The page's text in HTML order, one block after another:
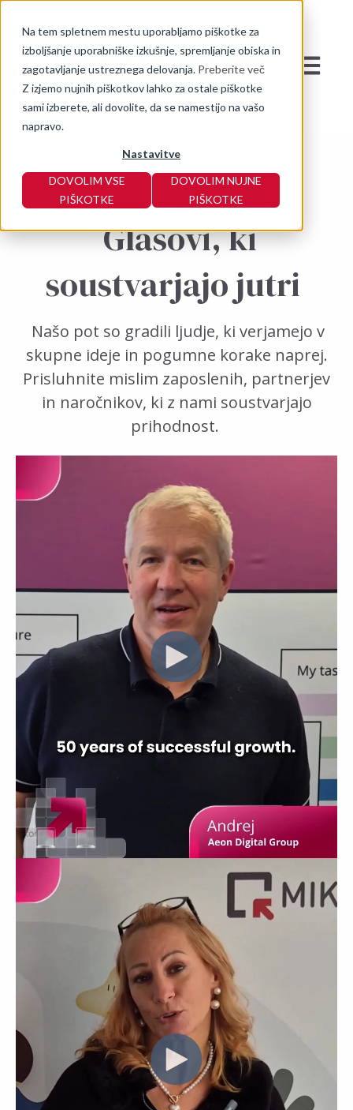
Na tem spletnem mestu uporabljamo piškotke za
izboljšanje uporabniške izkušnje, spremljanje obiska in
zagotavljanje ustreznega delovanja. Preberite več
Z izjemo nujnih piškotkov lahko za ostale piškotke
sami izberete, ali dovolite, da se namestijo na vašo
napravo.
Nastavitve
DOVOLIM VSE
PIŠKOTKE
DOVOLIM NUJNE
PIŠKOTKE
Open
NAŠA PRIHODNOST
Glasovi, ki
soustvarjajo jutri
Našo pot so gradili ljudje, ki verjamejo v
skupne ideje in pogumne korake naprej.
Prisluhnite mislim zaposlenih, partnerjev
in naročnikov, ki z nami soustvarjajo
prihodnost.